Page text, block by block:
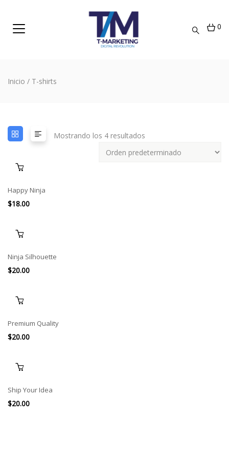
0
Inicio / T-shirts
Mostrando los 4 resultados
Happy Ninja
$18.00
Ninja Silhouette
$20.00
Premium Quality
$20.00
Ship Your Idea
$20.00